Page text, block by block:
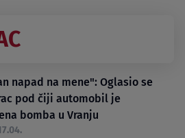
napad na mene": Oglasio se
pod čiji automobil je
bomba u Vranju